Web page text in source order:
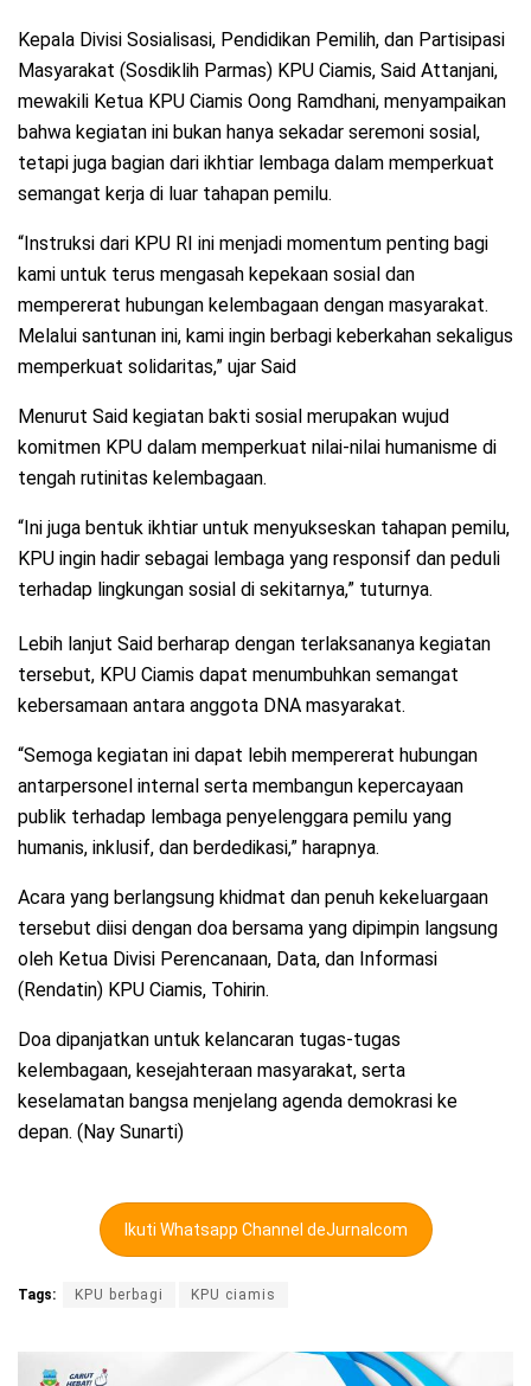
Kepala Divisi Sosialisasi, Pendidikan Pemilih, dan Partisipasi
Masyarakat (Sosdiklih Parmas) KPU Ciamis, Said Attanjani,
mewakili Ketua KPU Ciamis Oong Ramdhani, menyampaikan
bahwa kegiatan ini bukan hanya sekadar seremoni sosial,
tetapi juga bagian dari ikhtiar lembaga dalam memperkuat
semangat kerja di luar tahapan pemilu.
“Instruksi dari KPU RI ini menjadi momentum penting bagi
kami untuk terus mengasah kepekaan sosial dan
mempererat hubungan kelembagaan dengan masyarakat.
Melalui santunan ini, kami ingin berbagi keberkahan sekaligus
memperkuat solidaritas,” ujar Said
Menurut Said kegiatan bakti sosial merupakan wujud
komitmen KPU dalam memperkuat nilai-nilai humanisme di
tengah rutinitas kelembagaan.
“Ini juga bentuk ikhtiar untuk menyukseskan tahapan pemilu,
KPU ingin hadir sebagai lembaga yang responsif dan peduli
terhadap lingkungan sosial di sekitarnya,” tuturnya.
Lebih lanjut Said berharap dengan terlaksananya kegiatan
tersebut, KPU Ciamis dapat menumbuhkan semangat
kebersamaan antara anggota DNA masyarakat.
“Semoga kegiatan ini dapat lebih mempererat hubungan
antarpersonel internal serta membangun kepercayaan
publik terhadap lembaga penyelenggara pemilu yang
humanis, inklusif, dan berdedikasi,” harapnya.
Acara yang berlangsung khidmat dan penuh kekeluargaan
tersebut diisi dengan doa bersama yang dipimpin langsung
oleh Ketua Divisi Perencanaan, Data, dan Informasi
(Rendatin) KPU Ciamis, Tohirin.
Doa dipanjatkan untuk kelancaran tugas-tugas
kelembagaan, kesejahteraan masyarakat, serta
keselamatan bangsa menjelang agenda demokrasi ke
depan. (Nay Sunarti)
Ikuti Whatsapp Channel deJurnalcom
Tags: KPU berbagi KPU ciamis